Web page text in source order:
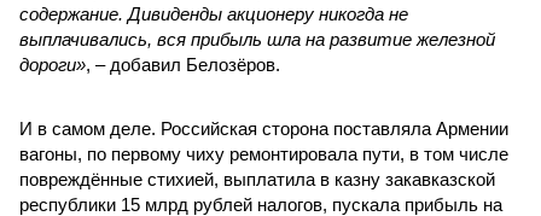
содержание. Дивиденды акционеру никогда не
выплачивались, вся прибыль шла на развитие железной
дороги», – добавил Белозёров.
И в самом деле. Российская сторона поставляла Армении
вагоны, по первому чиху ремонтировала пути, в том числе
повреждённые стихией, выплатила в казну закавказской
республики 15 млрд рублей налогов, пускала прибыль на